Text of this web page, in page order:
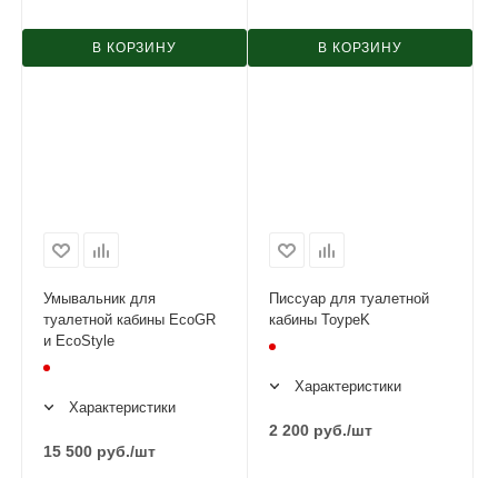
В КОРЗИНУ В КОРЗИНУ
Умывальник для
туалетной кабины EcoGR
и EcoStyle
Характеристики
15 500 руб./шт
Писсуар для туалетной
кабины ToypeK
Характеристики
2 200 руб./шт